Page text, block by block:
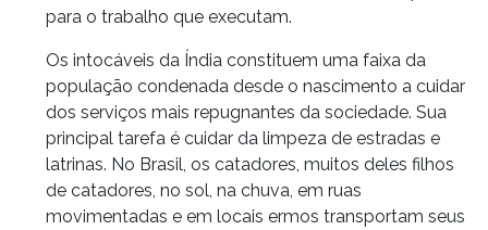
para o trabalho que executam.
Os intocáveis da Índia constituem uma faixa da
população condenada desde o nascimento a cuidar
dos serviços mais repugnantes da sociedade. Sua
principal tarefa é cuidar da limpeza de estradas e
latrinas. No Brasil, os catadores, muitos deles filhos
de catadores, no sol, na chuva, em ruas
movimentadas e em locais ermos transportam seus